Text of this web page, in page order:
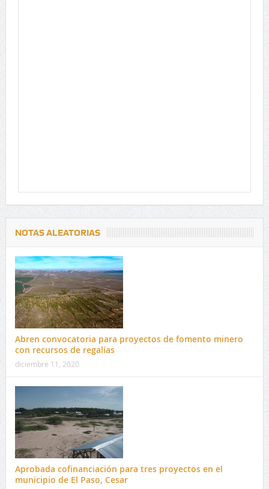
NOTAS ALEATORIAS
Abren convocatoria para proyectos de fomento minero
con recursos de regalías
diciembre 11, 2020
Aprobada cofinanciación para tres proyectos en el
municipio de El Paso, Cesar